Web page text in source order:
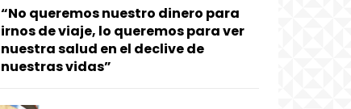
“No queremos nuestro dinero para
irnos de viaje, lo queremos para ver
nuestra salud en el declive de
nuestras vidas”